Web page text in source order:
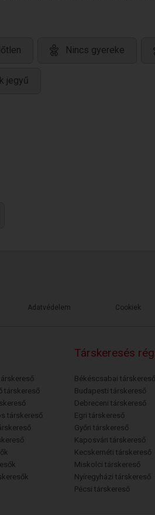
Nincs gyereke
jegyű
Adatvédelem Cookiek
társkereső
társkereső
Társkeresés
Békéscsabai társkereső
Budapesti társkereső
Debreceni társkereső
Egri társkereső
Győri társkereső
Kaposvári társkereső
Kecskeméti társkereső
Miskolci társkereső
Nyíregyházi társkereső
Pécsi társkereső